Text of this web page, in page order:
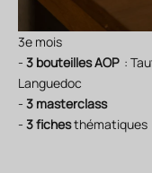
3e mois
- 3 bouteilles AOP :
Languedoc
- 3 masterclass
- 3 fichesthématiques